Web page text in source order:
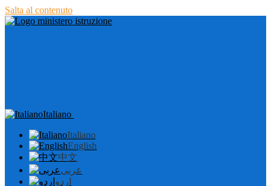
Salta al contenuto
Italiano
Italiano
English
中文
عربى
اردو